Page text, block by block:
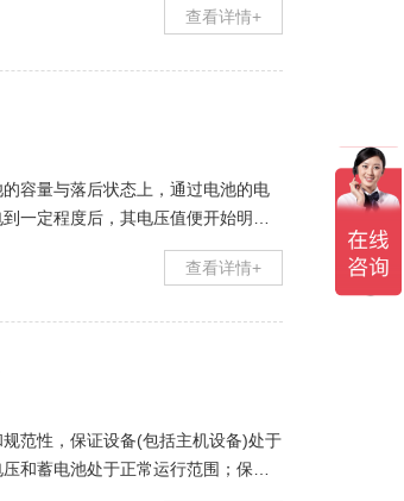
查看详情+
容量与落后状态上，通过电池的电
一定程度后，其电压值便开始明显
程师普遍采用万用表对电池
查看详情+
范性，保证设备(包括主机设备)处于
和蓄电池处于正常运行范围；保证